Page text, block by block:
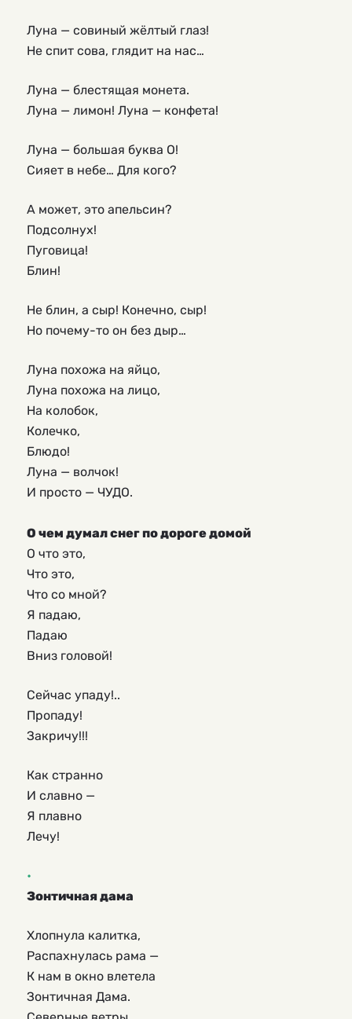
Луна — совиный жёлтый глаз!
Не спит сова, глядит на нас…
Луна — блестящая монета.
Луна — лимон! Луна — конфета!
Луна — большая буква О!
Сияет в небе… Для кого?
А может, это апельсин?
Подсолнух!
Пуговица!
Блин!
Не блин, а сыр! Конечно, сыр!
Но почему-то он без дыр…
Луна похожа на яйцо,
Луна похожа на лицо,
На колобок,
Колечко,
Блюдо!
Луна — волчок!
И просто — ЧУДО.
О чем думал снег по дороге домой
О что это,
Что это,
Что со мной?
Я падаю,
Падаю
Вниз головой!
Сейчас упаду!..
Пропаду!
Закричу!!!
Как странно
И славно —
Я плавно
Лечу!
Зонтичная дама
Хлопнула калитка,
Распахнулась рама —
К нам в окно влетела
Зонтичная Дама.